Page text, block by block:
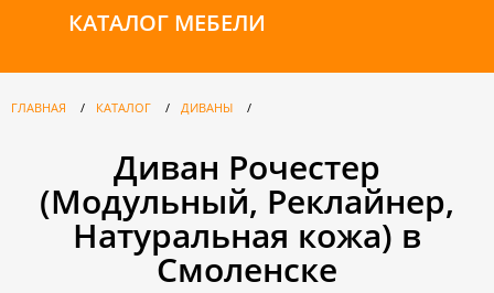
КАТАЛОГ МЕБЕЛИ
ГЛАВНАЯ / КАТАЛОГ / ДИВАНЫ /
Диван Рочестер
(Модульный, Реклайнер,
Натуральная кожа) в
Смоленске